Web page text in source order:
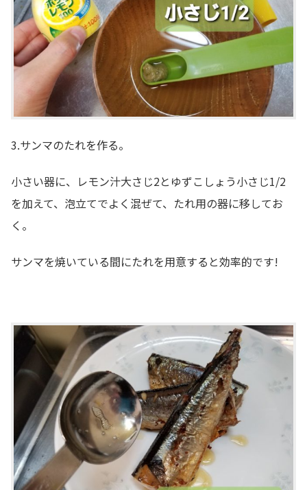
3.サンマのたれを作る。
小さい器に、レモン汁大さじ2とゆずこしょう小さじ1/2
を加えて、泡立てでよく混ぜて、たれ用の器に移してお
く。
サンマを焼いている間にたれを用意すると効率的です!